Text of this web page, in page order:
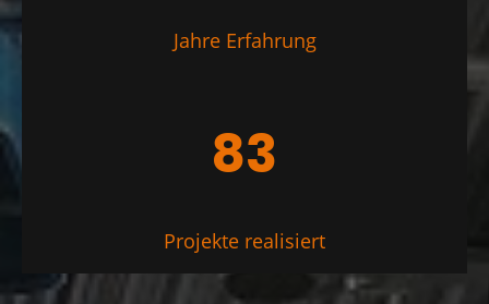
Jahre Erfahrung
83
Projekte realisiert